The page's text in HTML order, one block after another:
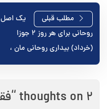
راهبری
نوشته
مطلب قبلی
یک اصل
روحانی برای هر روز ۲ جوزا
(خرداد) بیداری روحانی مان ،
2 thoughts on “